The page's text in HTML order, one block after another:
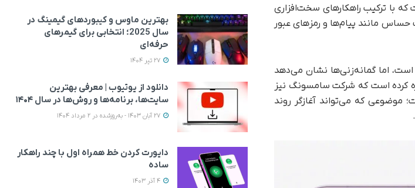
با ترکیب راهکارهای سخت‌افزاری
حساس مانند پیام‌ها و رمزهای عبور
است، اما گمانه‌زنی‌ها نشان می‌دهد
کرده است که شرکت سامسونگ نیز
که می‌تواند آغازگر روند
بهترین ماوس و کیبوردهای گیمینگ در
سال 2025؛ انتخابی برای گیمرهای
حرفه‌ای
دانلود از یوتیوب | معرفی بهترین
سایت‌ها، برنامه‌ها و روش‌ها در سال ۱۴۰۴
دایورت کردن خط همراه اول با چند راهکار
ساده